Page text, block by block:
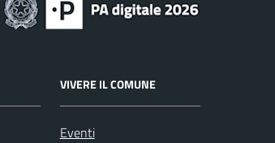
VIVERE IL COMUNE
Eventi